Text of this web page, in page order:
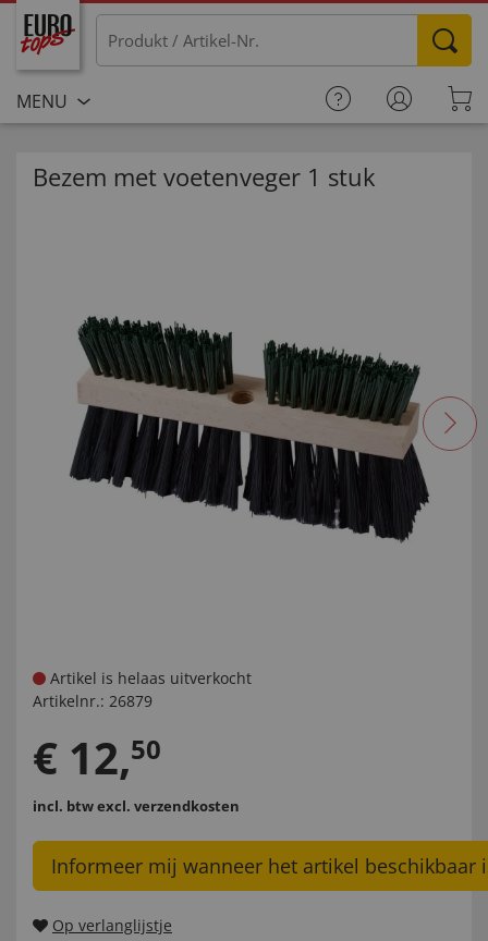
MENU
Bezem met voetenveger 1 stuk
Artikel is helaas uitverkocht
Artikelnr.: 26879
€ 12,50
incl. btwexcl. verzendkosten
Informeer mij wanneer het artikel beschikbaar
Op verlanglijstje